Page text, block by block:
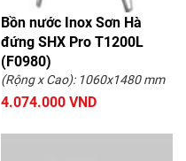
Bồn nước Inox Sơn Hà
đứng SHX Pro T1200L
(F0980)
(Rộng x Cao): 1060x1480 mm
4.074.000 VND